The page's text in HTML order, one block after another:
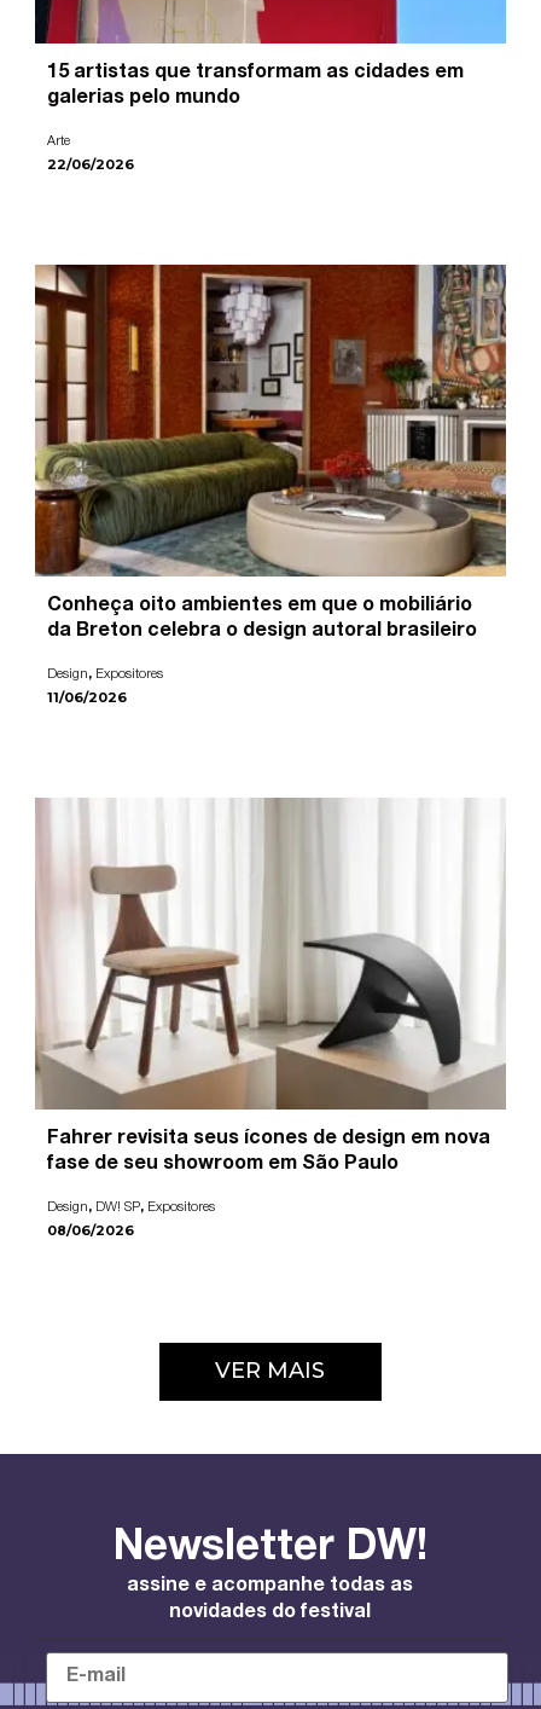
15 artistas que transformam as cidades em
galerias pelo mundo
Arte
22/06/2026
Conheça oito ambientes em que o mobiliário
da Breton celebra o design autoral brasileiro
Design, Expositores
11/06/2026
Fahrer revisita seus ícones de design em nova
fase de seu showroom em São Paulo
Design, DW! SP, Expositores
08/06/2026
VER MAIS
Newsletter DW!
assine e acompanhe todas as
novidades do festival